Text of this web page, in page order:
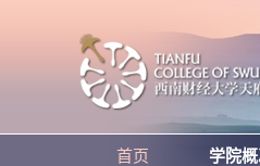
首页 学院